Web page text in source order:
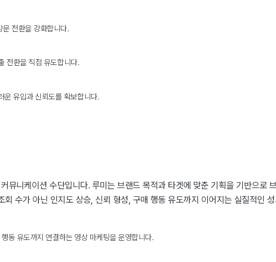
전환을 강화합니다.
전환을 직접 유도합니다.
운 유입과 신뢰도를 확보합니다.
뮤니케이션 수단입니다. 루미는 브랜드 목적과 타겟에 맞춘 기획을 기반으로
수가 아닌 인지도 상승, 신뢰 형성, 구매 행동 유도까지 이어지는 실질적인
동 유도까지 연결하는 영상 마케팅을 운영합니다.